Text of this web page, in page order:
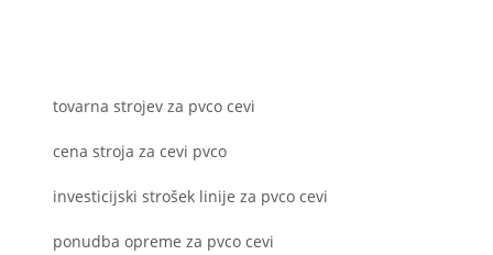
tovarna strojev za pvco cevi
cena stroja za cevi pvco
investicijski strošek linije za pvco cevi
ponudba opreme za pvco cevi